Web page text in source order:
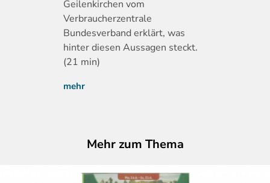
Geilenkirchen vom
Verbraucherzentrale
Bundesverband erklärt, was
hinter diesen Aussagen steckt.
(21 min)
mehr
Mehr zum Thema